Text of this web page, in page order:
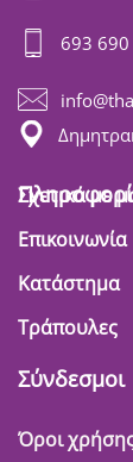
693
Σχετικά με
Επικοινωνία
Κατάστημα
Τράπουλες
Σύνδεσμοι
Όροι